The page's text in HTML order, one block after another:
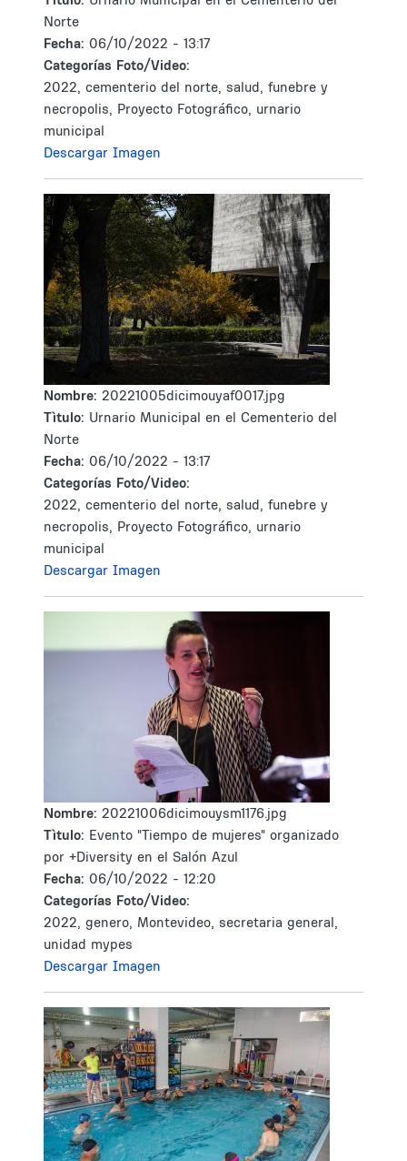
Norte
Fecha: 06/10/2022 - 13:17
Categorías Foto/Video:
2022, cementerio del norte, salud, funebre y
necropolis, Proyecto Fotográfico, urnario
municipal
Descargar Imagen
Nombre: 20221005dicimouyaf0017.jpg
Tìtulo: Urnario Municipal en el Cementerio del
Norte
Fecha: 06/10/2022 - 13:17
Categorías Foto/Video:
2022, cementerio del norte, salud, funebre y
necropolis, Proyecto Fotográfico, urnario
municipal
Descargar Imagen
Nombre: 20221006dicimouysm1176.jpg
Tìtulo: Evento "Tiempo de mujeres" organizado
por +Diversity en el Salón Azul
Fecha: 06/10/2022 - 12:20
Categorías Foto/Video:
2022, genero, Montevideo, secretaria general,
unidad mypes
Descargar Imagen